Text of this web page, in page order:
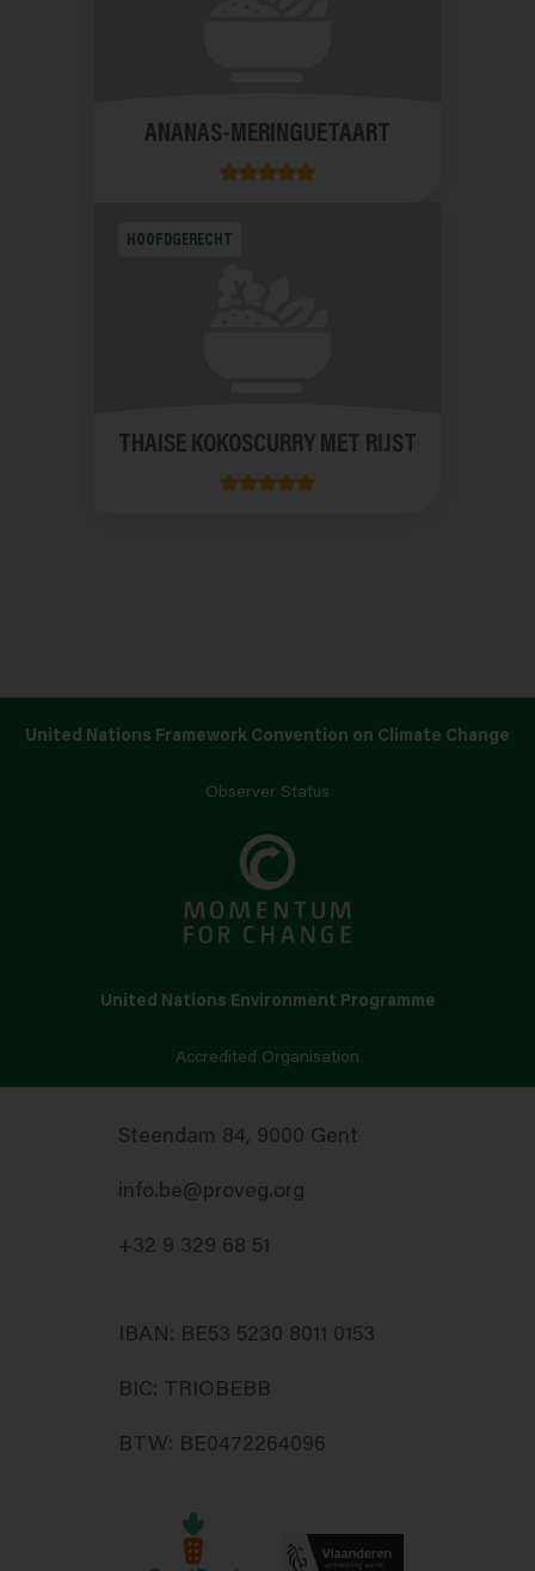
ANANAS-MERINGUETAART
HOOFDGERECHT
THAISE KOKOSCURRY MET RIJST
United Nations Framework Convention on Climate Change
Observer Status
United Nations Environment Programme
Accredited Organisation
Steendam 84, 9000 Gent
info.be@proveg.org
+32 9 329 68 51
IBAN: BE53 5230 8011 0153
BIC: TRIOBEBB
BTW: BE0472264096